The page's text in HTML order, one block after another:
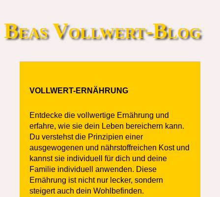
Beas Vollwert-Blog
VOLLWERT-ERNÄHRUNG
Entdecke die vollwertige Ernährung und
erfahre, wie sie dein Leben bereichern kann.
Du verstehst die Prinzipien einer
ausgewogenen und nährstoffreichen Kost und
kannst sie individuell für dich und deine
Familie individuell anwenden. Diese
Ernährung ist nicht nur lecker, sondern
steigert auch dein Wohlbefinden.